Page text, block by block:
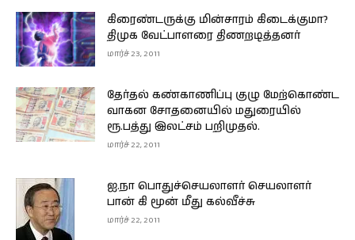
கிரைண்டருக்கு மின்சாரம் கிடைக்குமா?
திமுக வேட்பாளரை திணறடித்தனர்
மார்ச் 23, 2011
தேர்தல் கண்காணிப்பு குழு மேற்கொண்ட
வாகன சோதனையில் மதுரையில்
ரூ.பத்து இலட்சம் பறிமுதல்.
மார்ச் 22, 2011
ஐ.நா பொதுச்செயலாளர் செயலாளர்
பான் கி மூன் மீது கல்வீச்சு
மார்ச் 22, 2011